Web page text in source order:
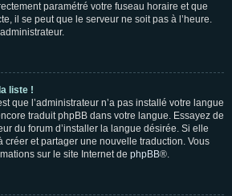
paramétré votre fuseau horaire et que
il se peut que le serveur ne soit pas à l’heure.
liste !
que l’administrateur n’a pas installé votre langue
traduit phpBB dans votre langue. Essayez de
du forum d’installer la langue désirée. Si elle
créer et partager une nouvelle traduction. Vous
sur le site Internet de phpBB®.